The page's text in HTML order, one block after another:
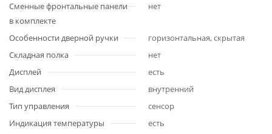
Сменные фронтальные панели
в комплекте
нет
Особенности дверной ручки
горизонтальная, скрытая
Складная полка
нет
Дисплей
есть
Вид дисплея
внутренний
Тип управления
сенсор
Индикация температуры
есть